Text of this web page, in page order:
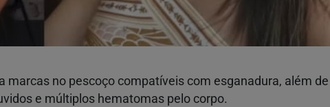
no pescoço compatíveis com esganadura, além de
e múltiplos hematomas pelo corpo.